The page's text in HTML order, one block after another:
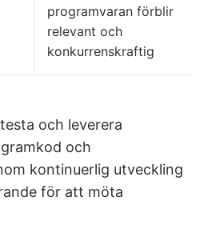
programvaran förblir
relevant och
konkurrenskraftig
och leverera
och
kontinuerlig utveckling
för att möta